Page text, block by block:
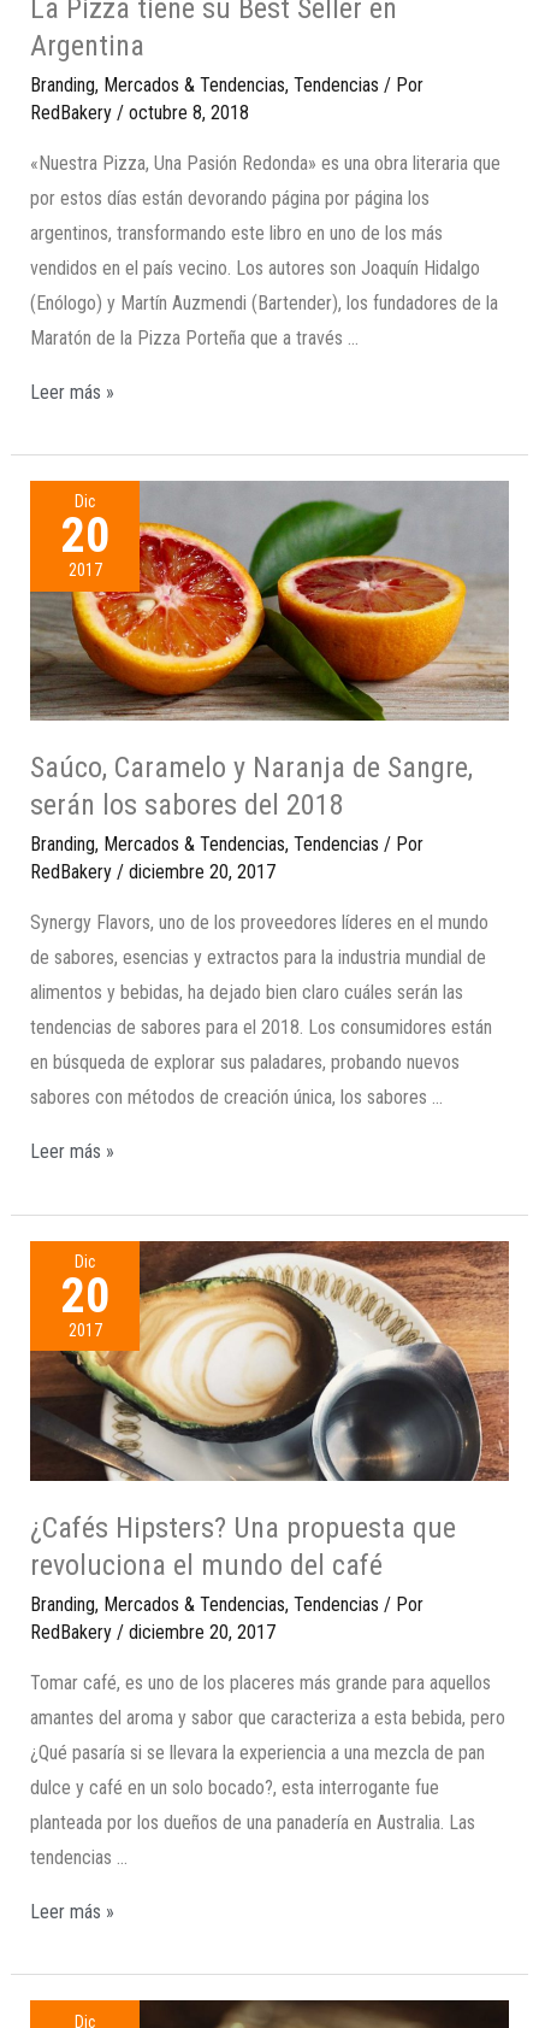
La Pizza tiene su Best Seller en
Argentina
Branding, Mercados & Tendencias, Tendencias / Por
RedBakery / octubre 8, 2018
«Nuestra Pizza, Una Pasión Redonda» es una obra literaria que
por estos días están devorando página por página los
argentinos, transformando este libro en uno de los más
vendidos en el país vecino. Los autores son Joaquín Hidalgo
(Enólogo) y Martín Auzmendi (Bartender), los fundadores de la
Maratón de la Pizza Porteña que a través …
Leer más »
Dic
20
2017
Saúco, Caramelo y Naranja de Sangre,
serán los sabores del 2018
Branding, Mercados & Tendencias, Tendencias / Por
RedBakery / diciembre 20, 2017
Synergy Flavors, uno de los proveedores líderes en el mundo
de sabores, esencias y extractos para la industria mundial de
alimentos y bebidas, ha dejado bien claro cuáles serán las
tendencias de sabores para el 2018. Los consumidores están
en búsqueda de explorar sus paladares, probando nuevos
sabores con métodos de creación única, los sabores …
Leer más »
Dic
20
2017
¿Cafés Hipsters? Una propuesta que
revoluciona el mundo del café
Branding, Mercados & Tendencias, Tendencias / Por
RedBakery / diciembre 20, 2017
Tomar café, es uno de los placeres más grande para aquellos
amantes del aroma y sabor que caracteriza a esta bebida, pero
¿Qué pasaría si se llevara la experiencia a una mezcla de pan
dulce y café en un solo bocado?, esta interrogante fue
planteada por los dueños de una panadería en Australia. Las
tendencias …
Leer más »
Dic